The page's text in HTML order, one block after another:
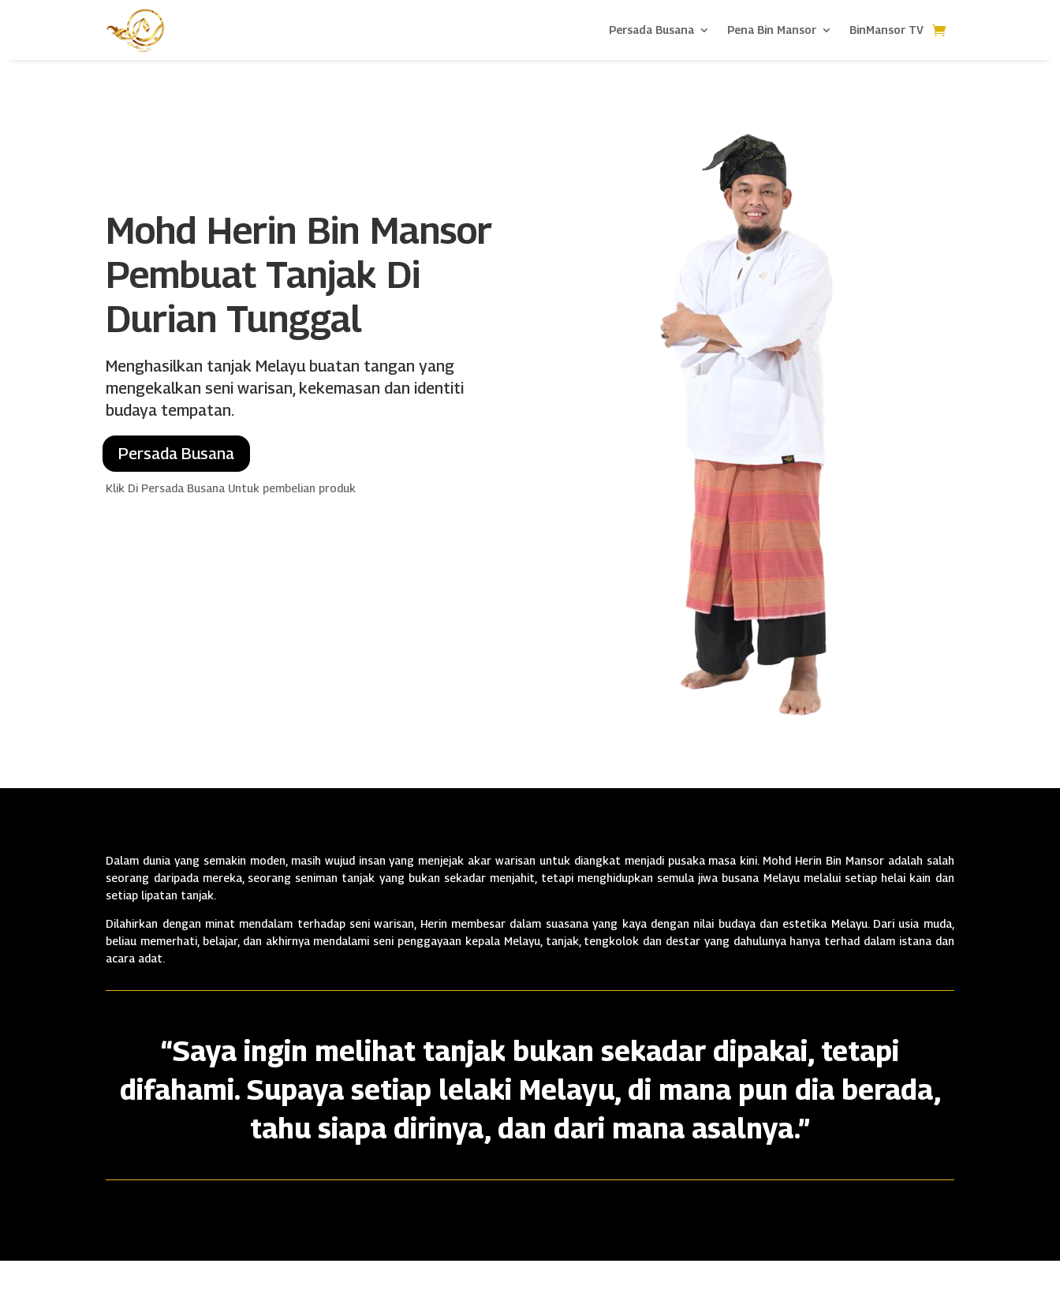
Persada Busana Pena Bin Mansor BinMansor TV
Mohd Herin Bin Mansor
Pembuat Tanjak Di
Durian Tunggal
Menghasilkan tanjak Melayu buatan tangan yang
mengekalkan seni warisan, kekemasan dan identiti
budaya tempatan.
Persada Busana
Klik Di Persada Busana Untuk pembelian produk
Dalam dunia yang semakin moden, masih wujud insan yang menjejak akar warisan untuk diangkat menjadi pusaka masa kini. Mohd Herin Bin Mansor adalah salah
seorang daripada mereka, seorang seniman tanjak yang bukan sekadar menjahit, tetapi menghidupkan semula jiwa busana Melayu melalui setiap helai kain dan
setiap lipatan tanjak.
Dilahirkan dengan minat mendalam terhadap seni warisan, Herin membesar dalam suasana yang kaya dengan nilai budaya dan estetika Melayu. Dari usia muda,
beliau memerhati, belajar, dan akhirnya mendalami seni penggayaan kepala Melayu, tanjak, tengkolok dan destar yang dahulunya hanya terhad dalam istana dan
acara adat.
“Saya ingin melihat tanjak bukan sekadar dipakai, tetapi
difahami. Supaya setiap lelaki Melayu, di mana pun dia berada,
tahu siapa dirinya, dan dari mana asalnya.”